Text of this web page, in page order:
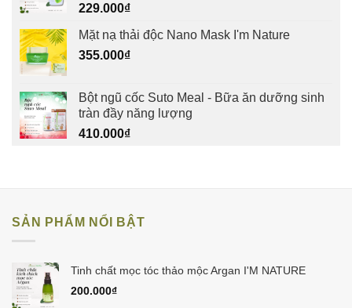
229.000₫
Mặt nạ thải độc Nano Mask I'm Nature
355.000₫
Bột ngũ cốc Suto Meal - Bữa ăn dưỡng sinh
tràn đầy năng lượng
410.000₫
SẢN PHẨM NỔI BẬT
Tinh chất mọc tóc thảo mộc Argan I'M NATURE
200.000₫